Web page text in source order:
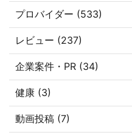
プロバイダー (533)
レビュー (237)
企業案件・PR (34)
健康 (3)
動画投稿 (7)